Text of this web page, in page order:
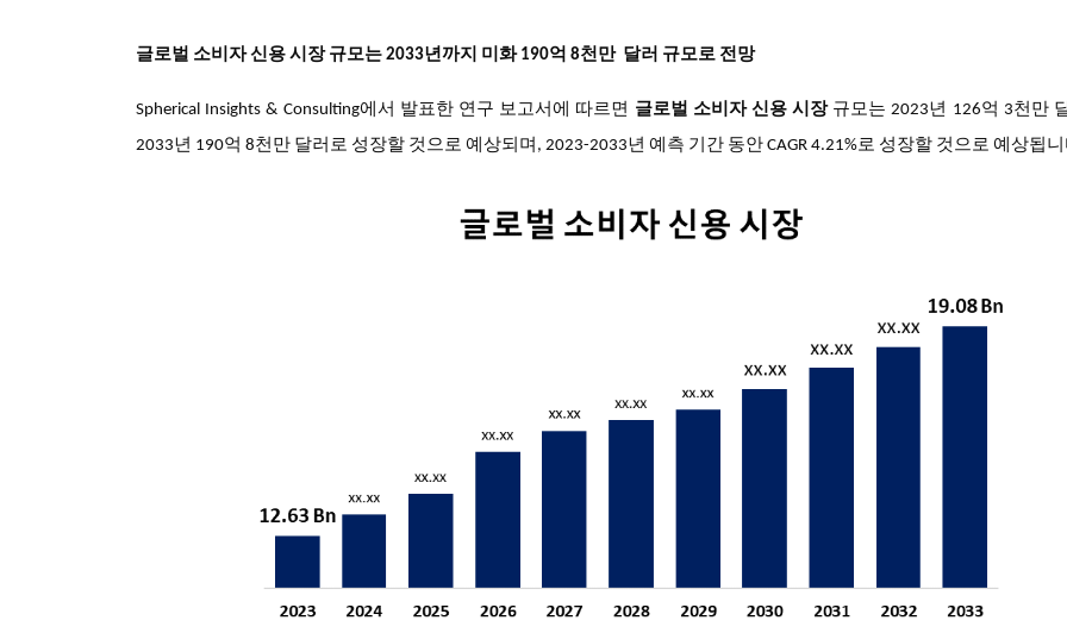
글로벌 소비자 신용 시장 규모는 2033년까지 미화 190억 8천만 달러 규모로 전망
Spherical Insights & Consulting에서 발표한 연구 보고서에 따르면 글로벌 소비자 신용 시장 규모는 2023년 126억 3천만
2033년 190억 8천만 달러로 성장할 것으로 예상되며, 2023-2033년 예측 기간 동안 CAGR 4.21%로 성장할 것으로 예상됩